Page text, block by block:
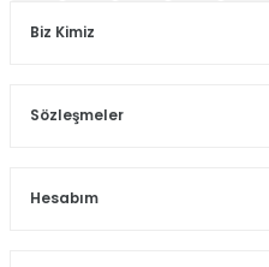
Biz Kimiz
Sözleşmeler
Hesabım